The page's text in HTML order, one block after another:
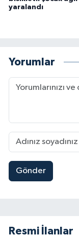
yaralandı
Yorumlar
Gönder
Resmi İlanlar